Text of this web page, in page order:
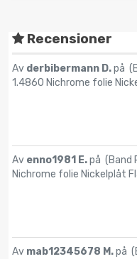
Recensioner
Av derbibermann D.på (
1.4860 Nichrome folie
Av enno1981 E.på (Band
Nichrome folie Nickelplåt
Av mab12345678 M.på (